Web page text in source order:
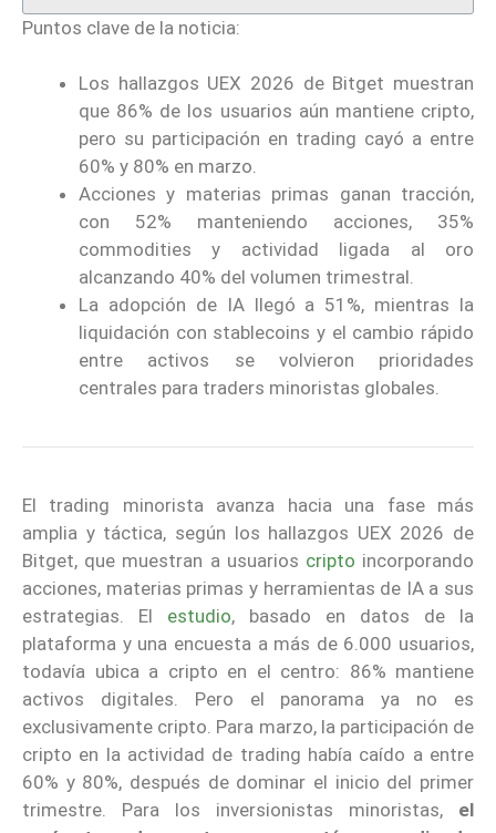
Puntos clave de la noticia:
Los hallazgos UEX 2026 de Bitget muestran
que 86% de los usuarios aún mantiene cripto,
pero su participación en trading cayó a entre
60% y 80% en marzo.
Acciones y materias primas ganan tracción,
con 52% manteniendo acciones, 35%
commodities y actividad ligada al oro
alcanzando 40% del volumen trimestral.
La adopción de IA llegó a 51%, mientras la
liquidación con stablecoins y el cambio rápido
entre activos se volvieron prioridades
centrales para traders minoristas globales.
El trading minorista avanza hacia una fase más
amplia y táctica, según los hallazgos UEX 2026 de
Bitget, que muestran a usuarios cripto incorporando
acciones, materias primas y herramientas de IA a sus
estrategias. El estudio, basado en datos de la
plataforma y una encuesta a más de 6.000 usuarios,
todavía ubica a cripto en el centro: 86% mantiene
activos digitales. Pero el panorama ya no es
exclusivamente cripto. Para marzo, la participación de
cripto en la actividad de trading había caído a entre
60% y 80%, después de dominar el inicio del primer
trimestre. Para los inversionistas minoristas, el